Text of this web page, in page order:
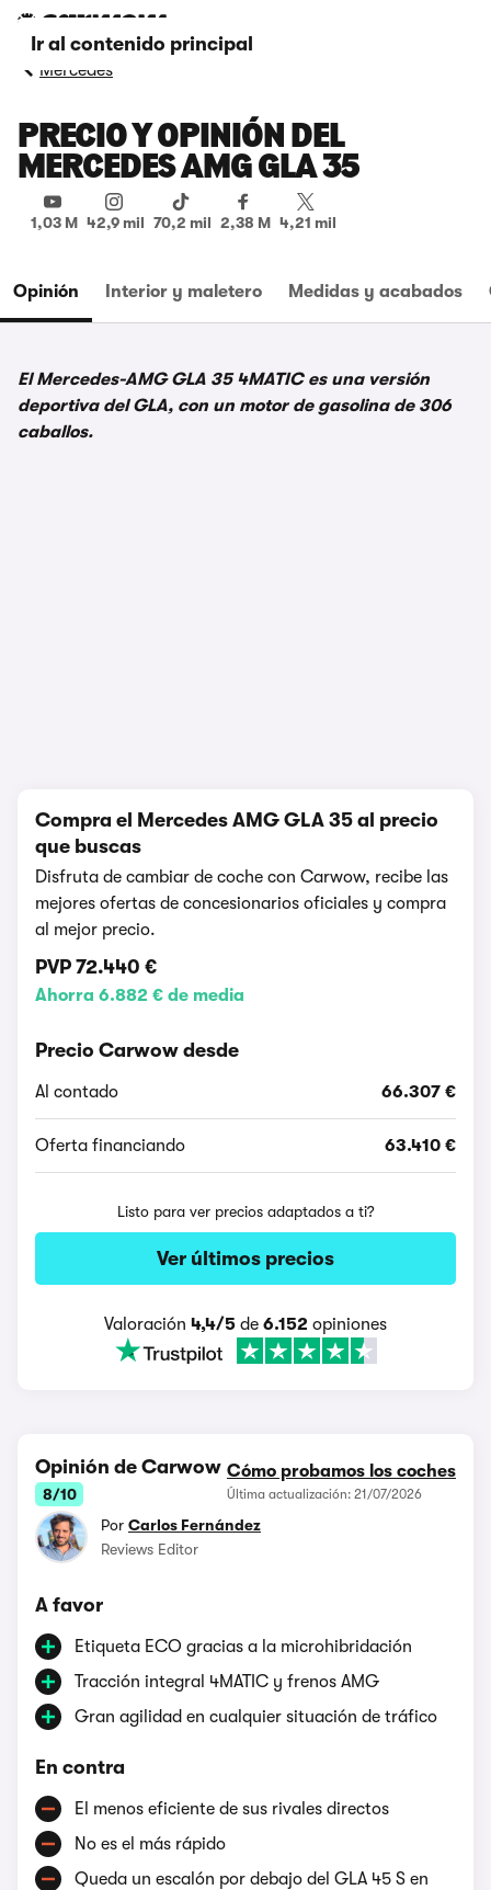
Ir al contenido principal
Mercedes
PRECIO Y OPINIÓN DEL
MERCEDES AMG GLA 35
1,03 M 42,9 mil 70,2 mil 2,38 M 4,21 mil
Opinión Interior y maletero Medidas y acabados
El Mercedes-AMG GLA 35 4MATIC es una versión
deportiva del GLA, con un motor de gasolina de 306
caballos.
Compra el Mercedes AMG GLA 35 al precio
que buscas
Disfruta de cambiar de coche con Carwow, recibe las
mejores ofertas de concesionarios oficiales y compra
al mejor precio.
PVP 72.440 €
Ahorra 6.882 € de media
Precio Carwow desde
Al contado 66.307 €
Oferta financiando 63.410 €
Listo para ver precios adaptados a ti?
Ver últimos precios
Valoración 4,4/5 de 6.152 opiniones
Opinión de Carwow
8/10
Cómo probamos los coches
Última actualización: 21/07/2026
Por Carlos Fernández
Reviews Editor
A favor
Etiqueta ECO gracias a la microhibridación
Tracción integral 4MATIC y frenos AMG
Gran agilidad en cualquier situación de tráfico
En contra
El menos eficiente de sus rivales directos
No es el más rápido
Queda un escalón por debajo del GLA 45 S en